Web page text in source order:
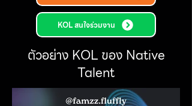
KOL สนใจร่วมงาน
ตัวอย่าง KOL ของ Native
Talent